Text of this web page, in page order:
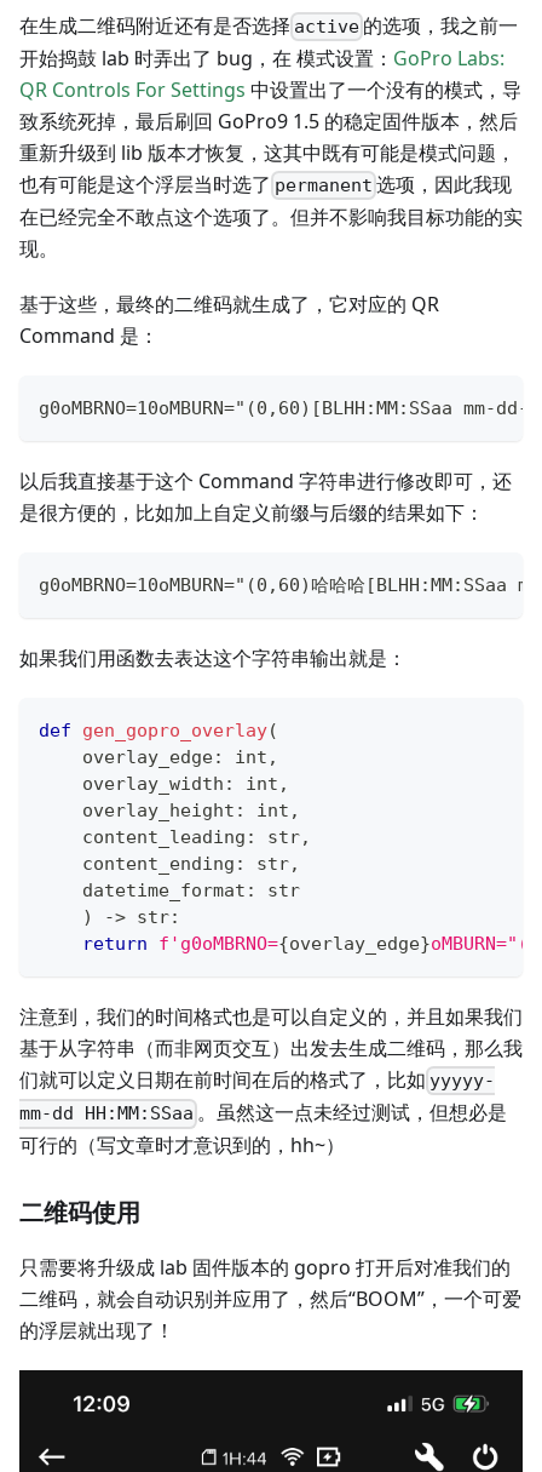
在生成二维码附近还有是否选择 active 的选项，我之前一
开始捣鼓 lab 时弄出了 bug，在 模式设置： GoPro Labs:
QR Controls For Settings 中设置出了一个没有的模式，导
致系统死掉，最后刷回 GoPro9 1.5 的稳定固件版本，然后
重新升级到 lib 版本才恢复，这其中既有可能是模式问题，
也有可能是这个浮层当时选了 permanent 选项，因此我现
在已经完全不敢点这个选项了。但并不影响我目标功能的实
现。
基于这些，最终的二维码就生成了，它对应的 QR
Command 是：
g0oMBRNO=10oMBURN="(0,60)[BLHH:MM:SSaa mm-
以后我直接基于这个 Command 字符串进行修改即可，还
是很方便的，比如加上自定义前缀与后缀的结果如下：
g0oMBRNO=10oMBURN="(0,60)哈哈哈[BLHH:MM:SSaa
如果我们用函数去表达这个字符串输出就是：
def gen_gopro_overlay(
    overlay_edge
: int ,
    overlay_width
: int ,
    overlay_height
: int ,
    content_leading
: str,
    content_ending
: str,
    datetime_format
:
str
)
-> str:
return
f'g0oMBRNO={overlay_edge}oMBURN="(
注意到，我们的时间格式也是可以自定义的，并且如果我们
基于从字符串（而非网页交互）出发去生成二维码，那么我
们就可以定义日期在前时间在后的格式了，比如 yyyyy-
mm-dd HH:MM:SSaa 。虽然这一点未经过测试，但想必是
可行的（写文章时才意识到的，hh~）
二维码使用
只需要将升级成 lab 固件版本的 gopro 打开后对准我们的
二维码，就会自动识别并应用了，然后“BOOM”，一个可爱
的浮层就出现了！